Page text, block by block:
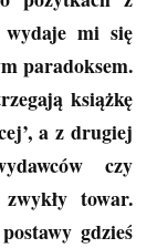
mi się
paradoksem.
książkę
a z drugiej
czy
towar.
gdzieś